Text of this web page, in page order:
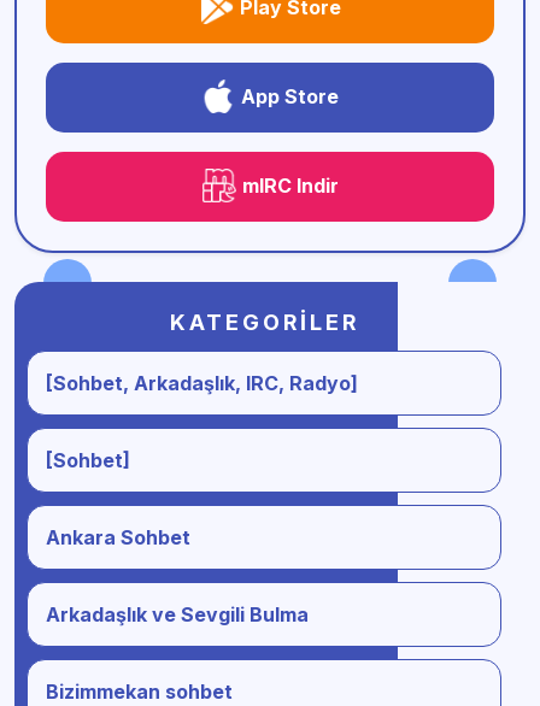
Play Store
App Store
mIRC Indir
KATEGORILER
[Sohbet, Arkadaşlık, IRC, Radyo]
[Sohbet]
Ankara Sohbet
Arkadaşlık ve Sevgili Bulma
Bizimmekan sohbet